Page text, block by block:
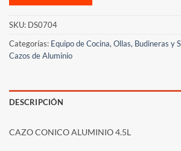
SKU: DS0704
Categorías: Equipo de Cocina, Ollas, Budineras y
Cazos de Aluminio
DESCRIPCIÓN
CAZO CONICO ALUMINIO 4.5L